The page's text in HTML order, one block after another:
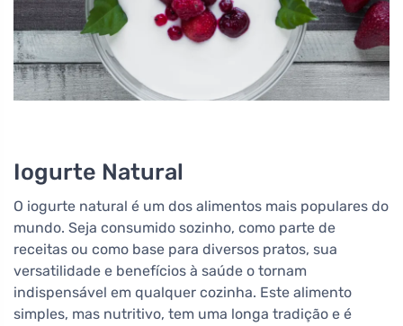
Iogurte Natural
O iogurte natural é um dos alimentos mais populares do
mundo. Seja consumido sozinho, como parte de
receitas ou como base para diversos pratos, sua
versatilidade e benefícios à saúde o tornam
indispensável em qualquer cozinha. Este alimento
simples, mas nutritivo, tem uma longa tradição e é